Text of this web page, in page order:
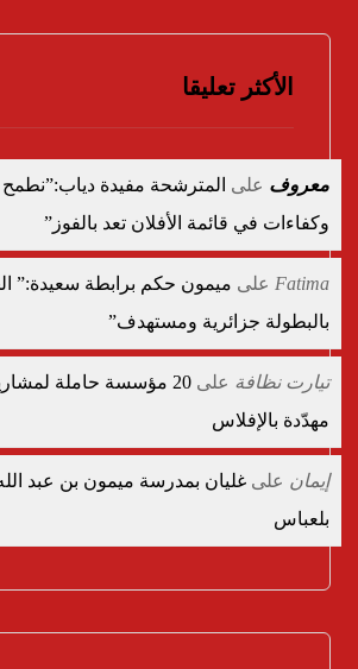
الأكثر تعليقا
معروف على المترشحة مفيدة دياب:”نطمح
وكفاءات في قائمة الأفلان تعد بالفوز”
Fatima على ميمون حكم برابطة سعيدة:”
بالبطولة جزائرية ومستهدف”
تيارت نظافة على
20 مؤسسة حاملة
مهدّدة بالإفلاس
إيمان على غليان بمدرسة ميمون بن عبد
بلعباس